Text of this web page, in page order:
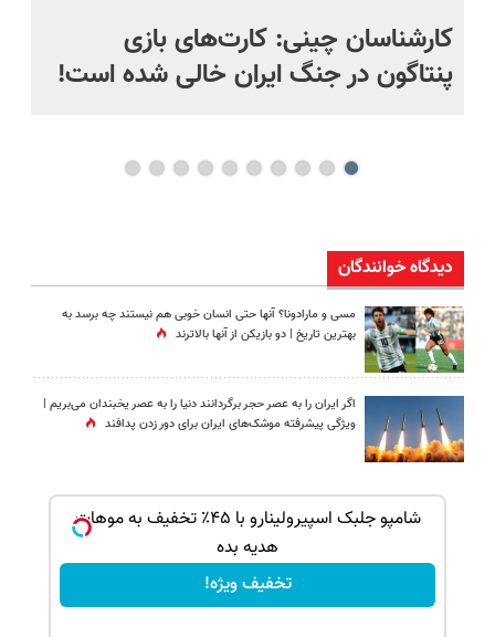
کارشناسان چینی: کارت‌های بازی
پنتاگون در جنگ ایران خالی شده است!
دیدگاه خوانندگان
مسی و مارادونا؟ آنها حتی انسان خوبی هم نیستند چه برسد به
بهترین تاریخ | دو بازیکن از آنها بالاترند
اگر ایران را به عصر حجر برگردانند دنیا را به عصر یخبندان می‌بریم |
ویژگی پیشرفته موشک‌های ایران برای دور زدن پدافند
شامپو جلبک اسپیرولینارو با ۴۵٪ تخفیف به موهات
هدیه بده
تخفیف ویژه!